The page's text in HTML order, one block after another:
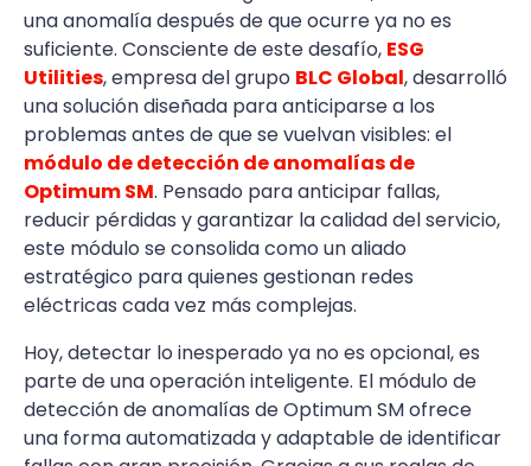
una anomalía después de que ocurre ya no es
suficiente. Consciente de este desafío, ESG
Utilities, empresa del grupo BLC Global, desarrolló
una solución diseñada para anticiparse a los
problemas antes de que se vuelvan visibles: el
módulo de detección de anomalías de
Optimum SM. Pensado para anticipar fallas,
reducir pérdidas y garantizar la calidad del servicio,
este módulo se consolida como un aliado
estratégico para quienes gestionan redes
eléctricas cada vez más complejas.
Hoy, detectar lo inesperado ya no es opcional, es
parte de una operación inteligente. El módulo de
detección de anomalías de Optimum SM ofrece
una forma automatizada y adaptable de identificar